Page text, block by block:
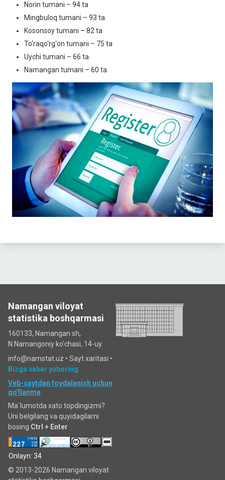
Norin tumani – 94 ta
Mingbuloq tumani – 93 ta
Kosonsoy tumani – 82 ta
To‘raqo‘rg‘on tumani – 75 ta
Uychi tumani – 66 ta
Namangan tumani – 60 ta
Namangan viloyat
statistika boshqarmasi
160133, Namangan sh,
N.Namangoniy ko'chasi, 14-uy.
info@namstat.uz • Sayt xaritasi •
Bizga xabar yuboring
Veb-saytdan foydalanish uchun
qo'llanma
Ma`lumotda xato topdingizmi?
Uni belgilang va quyidagilarni
bosing Ctrl + Enter
Onlayn: 34
© 2013-2026 Namangan viloyat